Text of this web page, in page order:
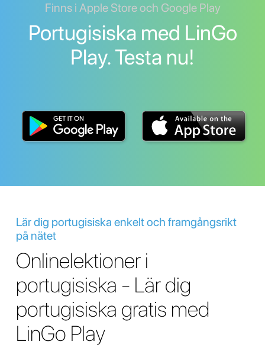
Finns i Apple Store och Google Play
Portugisiska med LinGo
Play. Testa nu!
Lär dig portugisiska enkelt och framgångsrikt
på nätet
Onlinelektioner i
portugisiska - Lär dig
portugisiska gratis med
LinGo Play